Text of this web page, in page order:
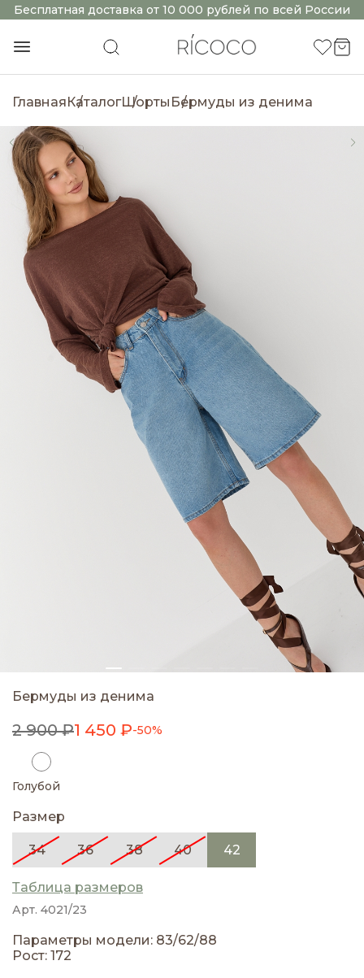
Бесплатная доставка от 10 000 рублей по всей России
ГлавнаяКаталогШорты Бермуды из денима
Бермуды из денима
2 900 ₽1 450 ₽-50%
Голубой
Размер
34 36 38 40 42
Таблица размеров
Арт. 4021/23
Параметры модели: 83/62/88
Рост: 172